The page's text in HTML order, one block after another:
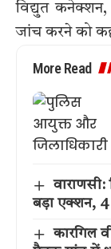
विद्युत
जांच करने को
More Read
वाराणसी:
बड़ा एक्शन,
कारगिल